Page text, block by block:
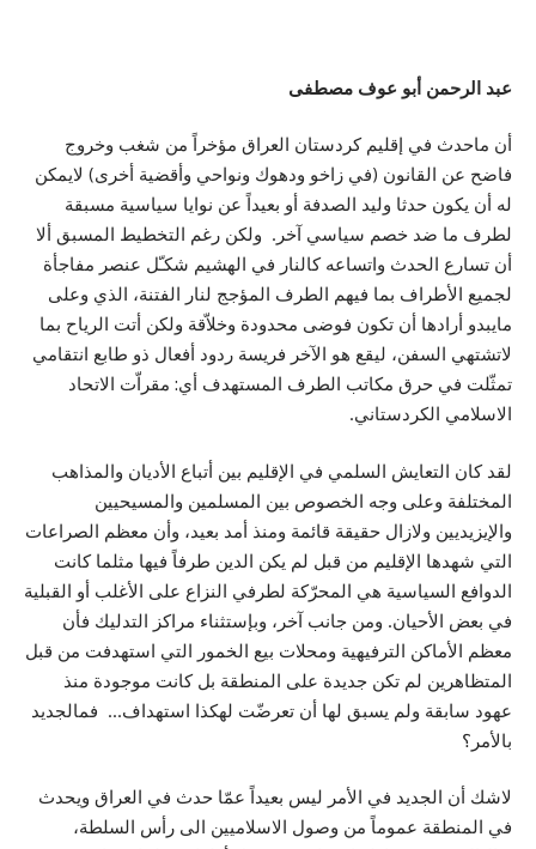
عبد الرحمن أبو عوف مصطفى
أن ماحدث في إقليم كردستان العراق مؤخراً من شغب وخروج
فاضح عن القانون (في زاخو ودهوك ونواحي وأقضية أخرى) لايمكن
له أن يكون حدثا وليد الصدفة أو بعيداً عن نوايا سياسية مسبقة
لطرف ما ضد خصم سياسي آخر. ولكن رغم التخطيط المسبق ألا
أن تسارع الحدث واتساعه كالنار في الهشيم شكـّل عنصر مفاجأة
لجميع الأطراف بما فيهم الطرف المؤجج لنار الفتنة، الذي وعلى
مايبدو أرادها أن تكون فوضى محدودة وخلاّقة ولكن أتت الرياح بما
لاتشتهي السفن، ليقع هو الآخر فريسة ردود أفعال ذو طابع انتقامي
تمثّلت في حرق مكاتب الطرف المستهدف أي: مقراّت الاتحاد
الاسلامي الكردستاني.
لقد كان التعايش السلمي في الإقليم بين أتباع الأديان والمذاهب
المختلفة وعلى وجه الخصوص بين المسلمين والمسيحيين
والإيزيديين ولازال حقيقة قائمة ومنذ أمد بعيد، وأن معظم الصراعات
التي شهدها الإقليم من قبل لم يكن الدين طرفاً فيها مثلما كانت
الدوافع السياسية هي المحرّكة لطرفي النزاع على الأغلب أو القبلية
في بعض الأحيان. ومن جانب آخر، وبإستثناء مراكز التدليك فأن
معظم الأماكن الترفيهية ومحلات بيع الخمور التي استهدفت من قبل
المتظاهرين لم تكن جديدة على المنطقة بل كانت موجودة منذ
عهود سابقة ولم يسبق لها أن تعرضّت لهكذا استهداف… فمالجديد
بالأمر؟
لاشك أن الجديد في الأمر ليس بعيداً عمّا حدث في العراق ويحدث
في المنطقة عموماً من وصول الاسلاميين الى رأس السلطة،